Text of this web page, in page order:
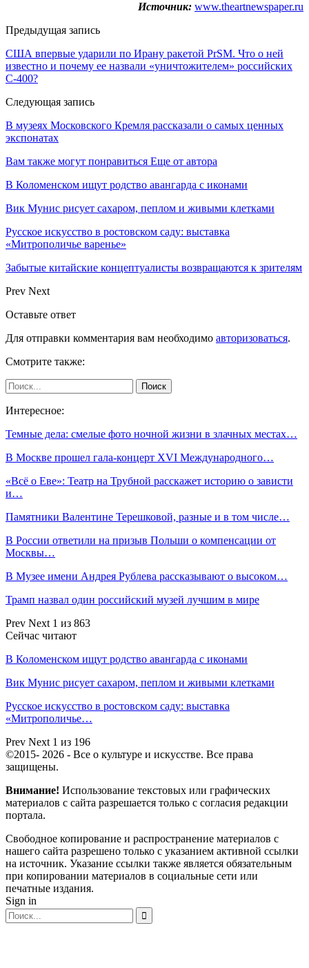
Источник: www.theartnewspaper.ru
Предыдущая запись
США впервые ударили по Ирану ракетой PrSM. Что о ней
известно и почему ее назвали «уничтожителем» российских
С-400?
Следующая запись
В музеях Московского Кремля рассказали о самых ценных
экспонатах
Вам также могут понравиться Еще от автора
В Коломенском ищут родство авангарда с иконами
Вик Мунис рисует сахаром, пеплом и живыми клетками
Русское искусство в ростовском саду: выставка
«Митрополичье варенье»
Забытые китайские концептуалисты возвращаются к зрителям
Prev Next
Оставьте ответ
Для отправки комментария вам необходимо авторизоваться.
Смотрите также:
Интересное:
Темные дела: смелые фото ночной жизни в злачных местах…
В Москве прошел гала-концерт XVI Международного…
«Всё о Еве»: Театр на Трубной расскажет историю о зависти
и…
Памятники Валентине Терешковой, разные и в том числе…
В России ответили на призыв Польши о компенсации от
Москвы…
В Музее имени Андрея Рублева рассказывают о высоком…
Трамп назвал один российский музей лучшим в мире
Prev Next 1 из 863
Сейчас читают
В Коломенском ищут родство авангарда с иконами
Вик Мунис рисует сахаром, пеплом и живыми клетками
Русское искусство в ростовском саду: выставка
«Митрополичье…
Prev Next 1 из 196
©2015- 2026 - Все о культуре и искусстве. Все права
защищены.
Внимание! Использование текстовых или графических
материалов с сайта разрешается только c согласия редакции
портала.
Свободное копирование и распространение материалов с
нашего сайта разрешено только с указанием активной ссылки
на источник. Указание ссылки также является обязательным
при копировании материалов в социальные сети или
печатные издания.
Sign in